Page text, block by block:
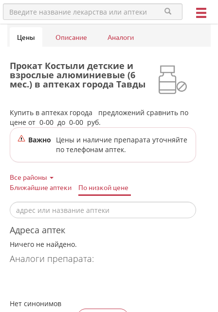
Цены Описание Аналоги
Прокат Костыли детские и
взрослые алюминиевые (6
мес.) в аптеках города Тавды
Купить в аптеках города
предложений сравнить по
цене от 0-00 до 0-00 руб.
Важно
Цены и наличие препарата уточняйте
по телефонам аптек.
Все районы
Ближайшие аптеки
По низкой цене
Адреса аптек
Ничего не найдено.
Аналоги препарата:
Нет синонимов